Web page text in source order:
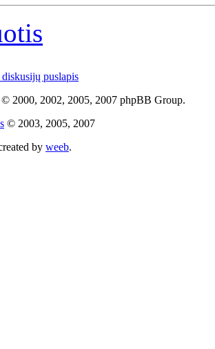
puslapis
© 2000, 2002, 2005, 2007 phpBB Group.
© 2003, 2005, 2007
by weeb.